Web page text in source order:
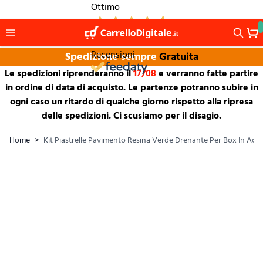
Ottimo
1.265
Recensioni
Spedizione sempreGratuita
Le spedizioni riprenderanno il17/08e verranno fatte partire
in ordine di data di acquisto. Le partenze potranno subire in
ogni caso un ritardo di qualche giorno rispetto alla ripresa
delle spedizioni. Ci scusiamo per il disagio.
Home > Kit Piastrelle Pavimento Resina Verde Drenante Per Box In